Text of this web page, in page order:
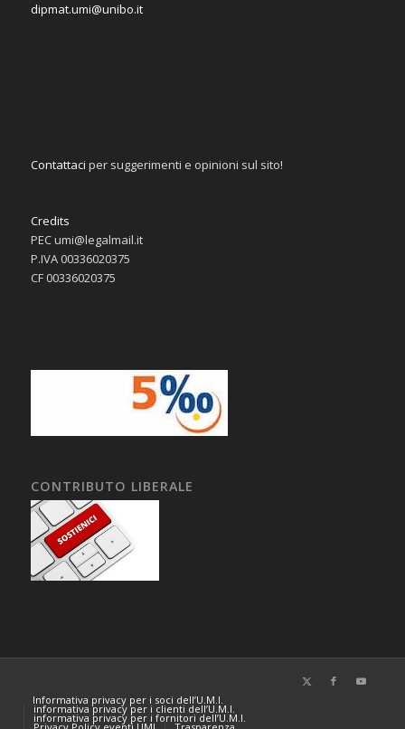
dipmat.umi@unibo.it
Contattaci per suggerimenti e opinioni sul sito!
Credits
PEC umi@legalmail.it
P.IVA 00336020375
CF 00336020375
CONTRIBUTO LIBERALE
Informativa privacy per i soci dell’U.M.I.
informativa privacy per i clienti dell’U.M.I.
informativa privacy per i fornitori dell’U.M.I.